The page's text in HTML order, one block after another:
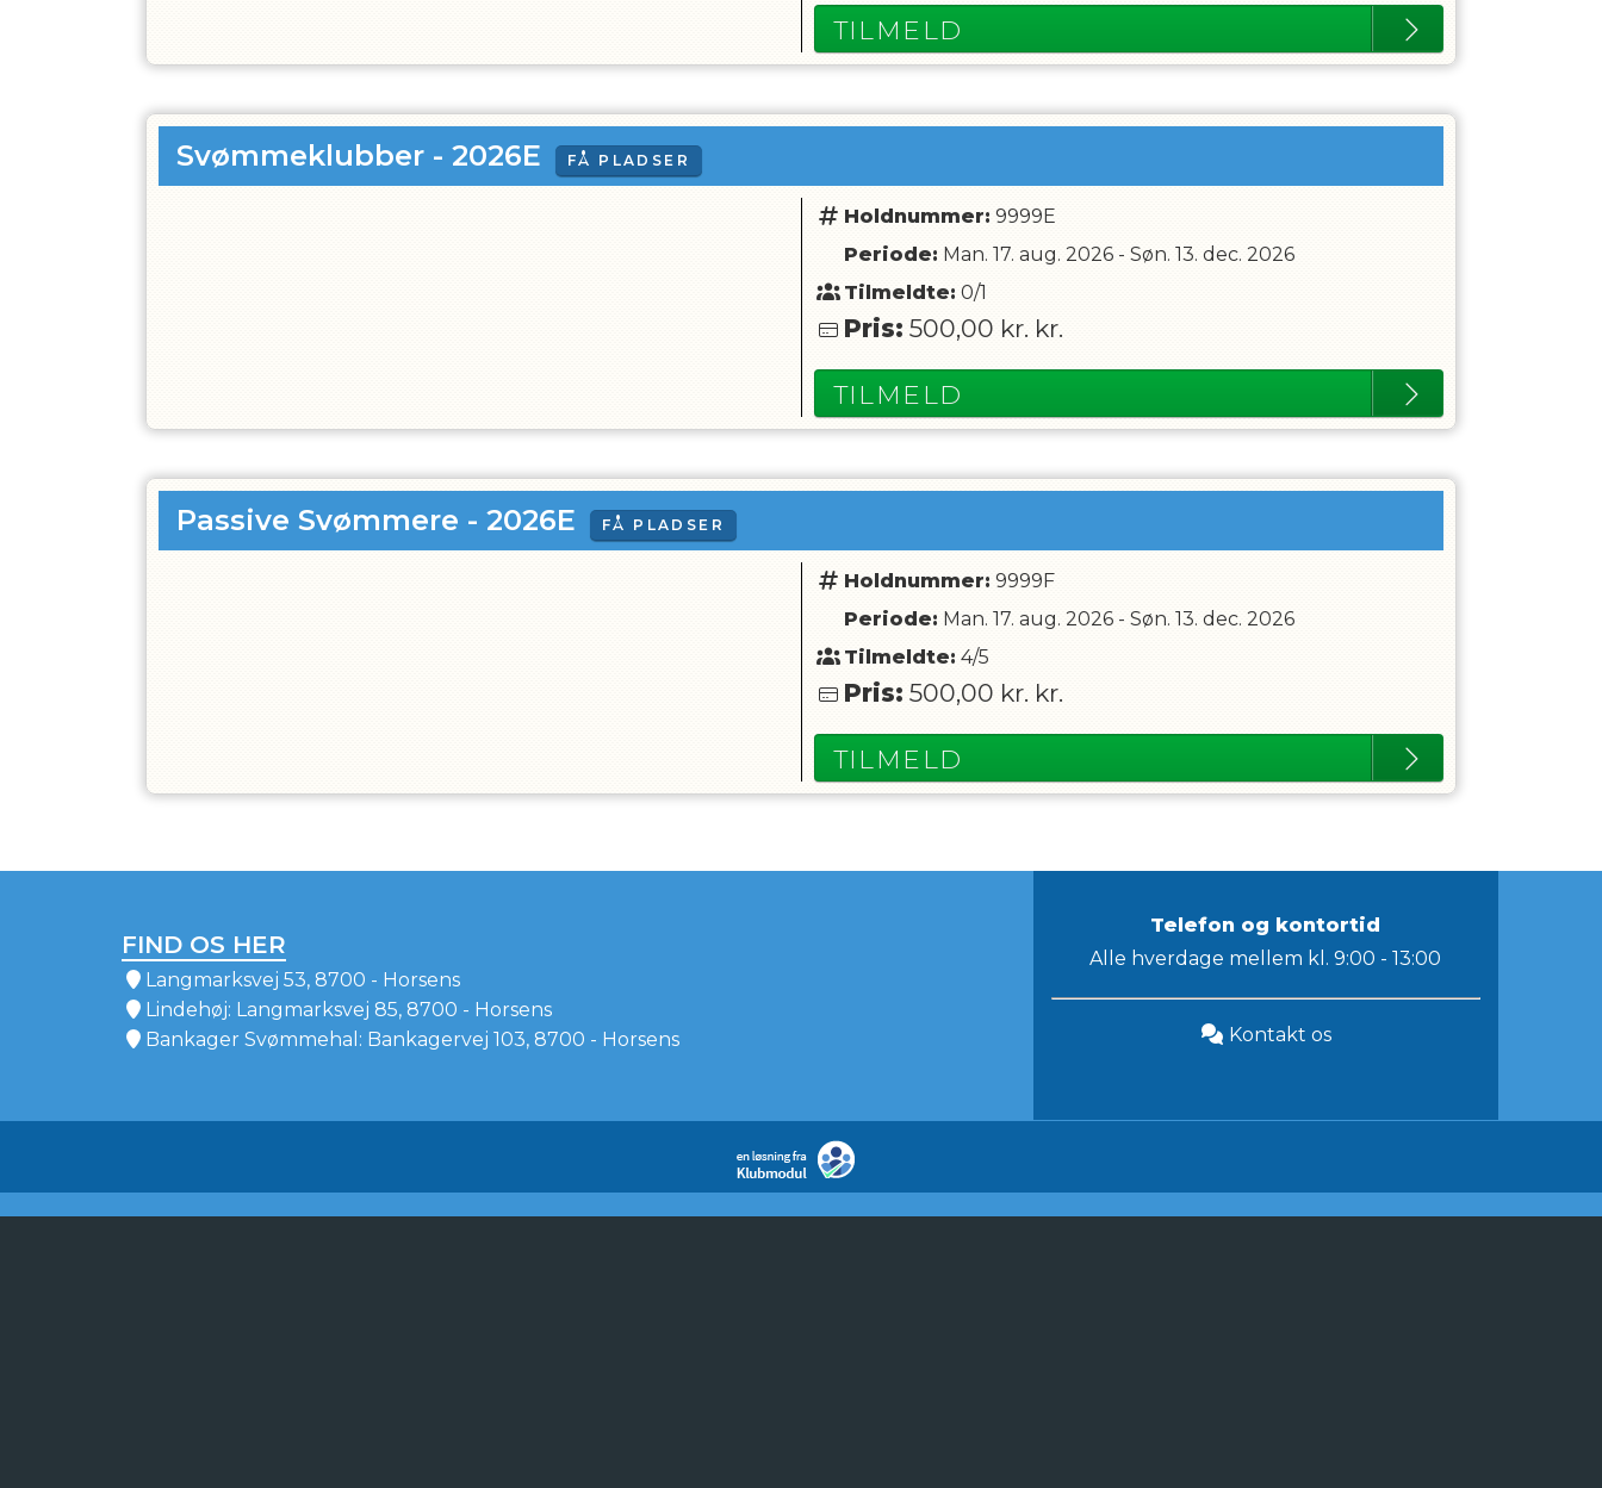
TILMELD
Svømmeklubber - 2026E FÅ PLADSER
Holdnummer: 9999E
Periode: Man. 17. aug. 2026 -Søn. 13. dec. 2026
Tilmeldte: 0/1
Pris: 500,00 kr. kr.
TILMELD
Passive Svømmere - 2026E FÅ PLADSER
Holdnummer: 9999F
Periode: Man. 17. aug. 2026 -Søn. 13. dec. 2026
Tilmeldte: 4/5
Pris: 500,00 kr. kr.
TILMELD
FIND OS HER
Langmarksvej 53, 8700 - Horsens
Lindehøj: Langmarksvej 85, 8700 - Horsens
Bankager Svømmehal: Bankagervej 103, 8700 - Horsens
Telefon og kontortid
Alle hverdage mellem kl. 9:00 - 13:00
Kontakt os